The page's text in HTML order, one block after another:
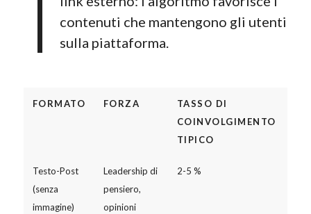
contenuti che mantengono gli utenti
sulla piattaforma.
FORMATO FORZA
TASSO DI
COINVOLGIMENTO
TIPICO
Testo-Post
(senza
immagine)
Leadership di
pensiero,
opinioni
2-5 %